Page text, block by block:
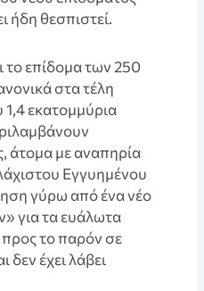
ήδη θεσπιστεί.
το επίδομα των 250
στα τέλη
εκατομμύρια
άτομα με αναπηρία
Εγγυημένου
γύρω από ένα νέο
για τα ευάλωτα
προς το παρόν σε
έχει λάβει